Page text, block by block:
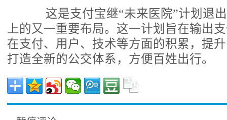
这是支付宝继“未来医院”计划退出
上的又一重要布局。这一计划旨在输出
在支付、用户、技术等方面的积累，提
打造全新的公交体系，方便百姓出行。